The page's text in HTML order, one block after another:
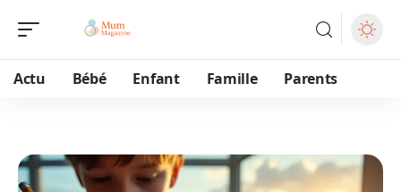
Actu Bébé Enfant Famille Parents